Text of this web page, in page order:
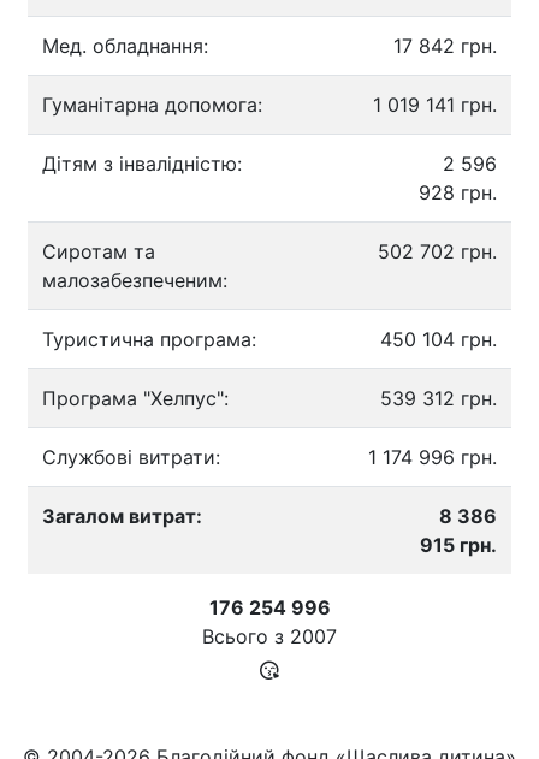
Мед. обладнання: 17 842 грн.
Гуманітарна допомога: 1 019 141 грн.
Дітям з інвалідністю:
2 596
928 грн.
Сиротам та
малозабезпеченим:
502 702 грн.
Туристична програма: 450 104 грн.
Програма "Хелпус": 539 312 грн.
Службові витрати: 1 174 996 грн.
Загалом витрат:
8 386
915 грн.
176 254 996
Всього з 2007